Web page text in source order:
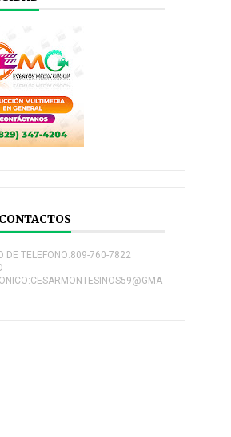
DE TELEFONO:809-760-7822